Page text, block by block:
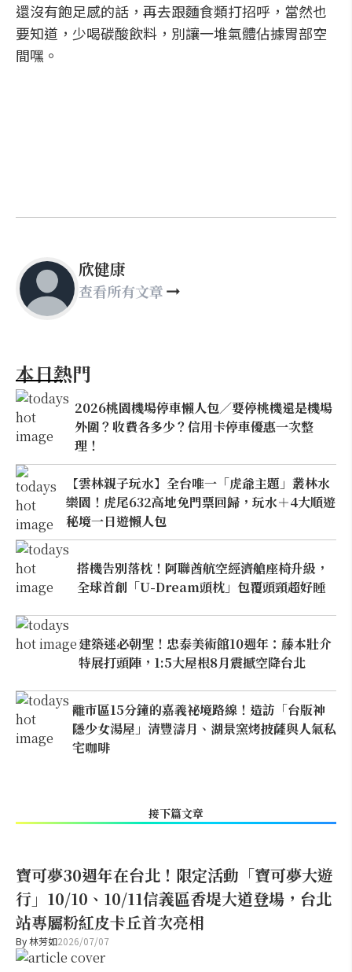
還沒有飽足感的話，再去跟麵食類打招呼，當然也
要知道，少喝碳酸飲料，別讓一堆氣體佔據胃部空
間嘿。
欣健康
查看所有文章
本日熱門
2026桃園機場停車懶人包／要停桃機還是機場
外圍？收費各多少？信用卡停車優惠一次整
理！
【雲林親子玩水】全台唯一「虎爺主題」叢林水
樂園！虎尾632高地免門票回歸，玩水＋4大順遊
秘境一日遊懶人包
搭機告別落枕！阿聯酋航空經濟艙座椅升級，
全球首創「U-Dream頭枕」包覆頭頸超好睡
建築迷必朝聖！忠泰美術館10週年：藤本壯介
特展打頭陣，1:5大屋根8月震撼空降台北
離市區15分鐘的嘉義祕境路線！造訪「台版神
隱少女湯屋」清豐濤月、湖景窯烤披薩與人氣私
宅咖啡
接下篇文章
寶可夢30週年在台北！限定活動「寶可夢大遊
行」10/10、10/11信義區香堤大道登場，台北
站專屬粉紅皮卡丘首次亮相
By林芳如2026/07/07